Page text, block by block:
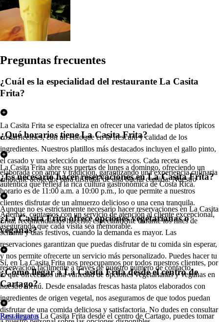
Preguntas frecuentes
¿Cuál es la especialidad del restaurante La Casita
Frita?
La Casita Frita se especializa en ofrecer una variedad de platos típicos
costarricenses, con un enfoque en la frescura y calidad de los
ingredientes. Nuestros platillos más destacados incluyen el gallo pinto,
el casado y una selección de mariscos frescos. Cada receta es
elaborada con amor y tradición, garantizando una experiencia culinaria
auténtica que refleja la rica cultura gastronómica de Costa Rica.
¿Qué horarios tiene La Casita Frita?
La Casita Frita abre sus puertas de lunes a domingo, ofreciendo un
ambiente acogedor para disfrutar de una buena comida. Nuestro
horario es de 11:00 a.m. a 10:00 p.m., lo que permite a nuestros
clientes disfrutar de un almuerzo delicioso o una cena tranquila.
Además, contamos con un servicio de atención al cliente excepcional,
asegurando que cada visita sea memorable.
¿Es necesario hacer reservaciones en La Casita Frita?
Aunque no es estrictamente necesario hacer reservaciones en La Casita
Frita, recomendamos hacerlo, especialmente durante los fines de
semana y días festivos, cuando la demanda es mayor. Las
reservaciones garantizan que puedas disfrutar de tu comida sin esperar,
y nos permite ofrecerte un servicio más personalizado. Puedes hacer tu
reservación fácilmente a través de nuestro número de contacto.
¿La Casita Frita ofrece opciones vegetarianas o
veganas?
Sí, en La Casita Frita nos preocupamos por todos nuestros clientes, por
lo que ofrecemos una variedad de opciones vegetarianas y veganas en
nuestro menú. Desde ensaladas frescas hasta platos elaborados con
ingredientes de origen vegetal, nos aseguramos de que todos puedan
disfrutar de una comida deliciosa y satisfactoria. No dudes en consultar
¿Cómo llegar a La Casita Frita desde el centro de
Cartago?
Para llegar a La Casita Frita desde el centro de Cartago, puedes tomar
Restaurantes